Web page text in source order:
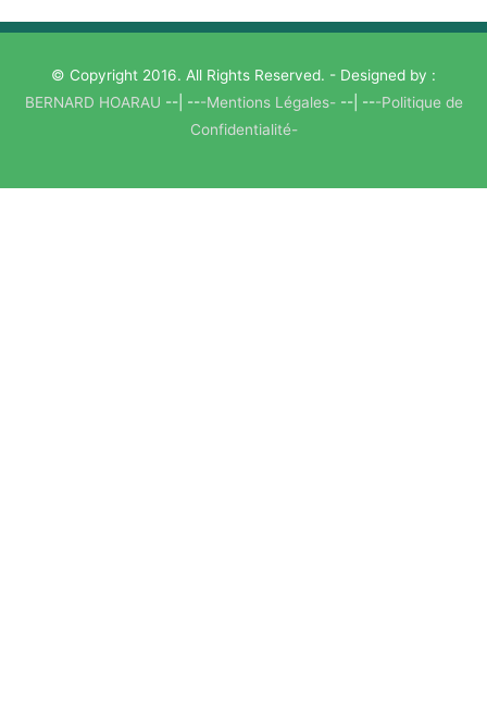
© Copyright 2016. All Rights Reserved. - Designed by :
BERNARD HOARAU --| ---Mentions Légales- --| ---Politique de
Confidentialité-